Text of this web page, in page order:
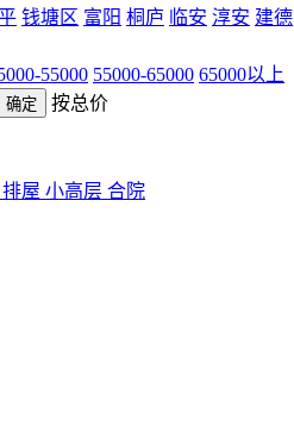
钱塘区 富阳 桐庐 临安 淳安 建德
55000 55000-65000 65000以上
按总价
排屋 小高层 合院